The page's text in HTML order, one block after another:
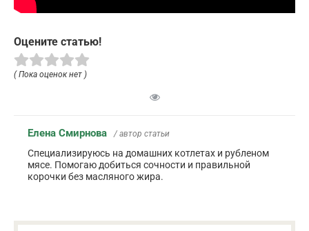
Оцените статью!
( Пока оценок нет )
Елена Смирнова / автор статьи
Специализируюсь на домашних котлетах и рубленом
мясе. Помогаю добиться сочности и правильной
корочки без масляного жира.